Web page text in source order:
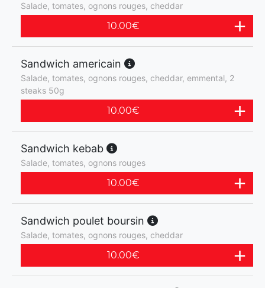
Salade, tomates, ognons rouges, cheddar
10.00€
Sandwich americain
Salade, tomates, ognons rouges, cheddar, emmental, 2
steaks 50g
10.00€
Sandwich kebab
Salade, tomates, ognons rouges
10.00€
Sandwich poulet boursin
Salade, tomates, ognons rouges, cheddar
10.00€